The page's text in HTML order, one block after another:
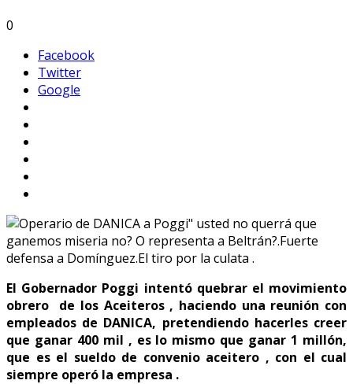
0
Facebook
Twitter
Google
El Gobernador Poggi intentó quebrar el movimiento
obrero de los Aceiteros , haciendo una reunión con
empleados de DANICA, pretendiendo hacerles creer
que ganar 400 mil , es lo mismo que ganar 1 millón,
que es el sueldo de convenio aceitero , con el cual
siempre operó la empresa .